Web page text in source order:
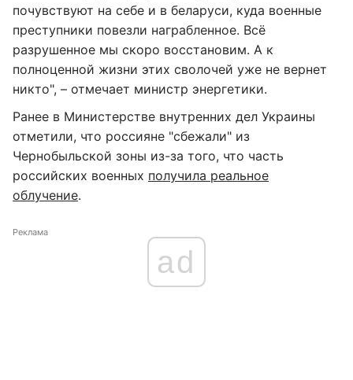
почувствуют на себе и в беларуси, куда военные
преступники повезли награбленное. Всё
разрушенное мы скоро восстановим. А к
полноценной жизни этих сволочей уже не вернет
никто", – отмечает министр энергетики.
Ранее в Министерстве внутренних дел Украины
отметили, что россияне "сбежали" из
Чернобыльской зоны из-за того, что часть
российских военных получила реальное
облучение.
Реклама
ad